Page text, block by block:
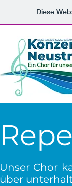
Diese
Unser Chor
über